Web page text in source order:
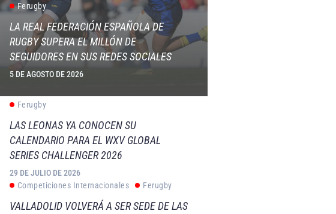
Ferugby
LA REAL FEDERACIÓN ESPAÑOLA DE
RUGBY SUPERA EL MILLÓN DE
SEGUIDORES EN SUS REDES SOCIALES
5 DE AGOSTO DE 2026
Ferugby
LAS LEONAS YA CONOCEN SU
CALENDARIO PARA EL WXV GLOBAL
SERIES CHALLENGER 2026
29 DE JULIO DE 2026
Competiciones Internacionales
Ferugby
VALLADOLID VOLVERÁ A SER SEDE DE LAS